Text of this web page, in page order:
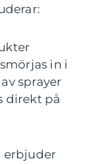
in i
sprayer
direkt på
erbjuder